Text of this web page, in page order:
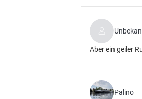
Aber ein geiler
Palino